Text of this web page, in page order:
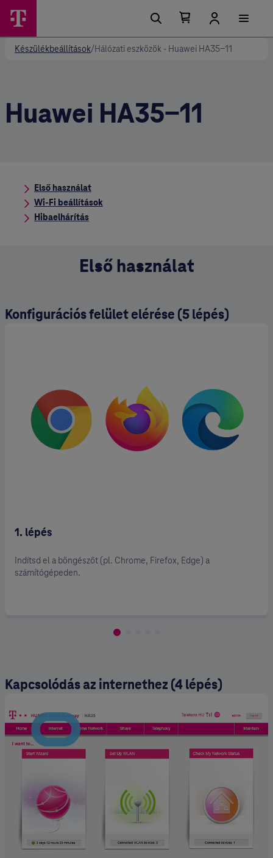
Készülékbeállítások/Hálózati eszközök - Huawei HA35-11
Huawei HA35-11
Első használat
Wi-Fi beállítások
Hibaelhárítás
Első használat
Konfigurációs felület elérése (5 lépés)
1. lépés
Indítsd el a böngészőt (pl. Chrome, Firefox, Edge) a
számítógépeden.
Kapcsolódás az internethez (4 lépés)